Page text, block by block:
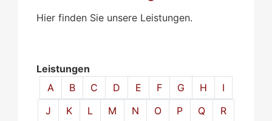
Hier finden Sie unsere Leistungen.
Leistungen
Alphabetisches Register überspringen
A B C D E F G H
I
J
K L M N O P Q
R